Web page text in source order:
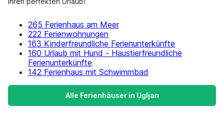
265 Ferienhaus am Meer
222 Ferienwohnungen
163 Kinderfreundliche Ferienunterkünfte
160 Urlaub mit Hund - Haustierfreundliche
Ferienunterkünfte
142 Ferienhaus mit Schwimmbad
Alle Ferienhäuser in Ugljan